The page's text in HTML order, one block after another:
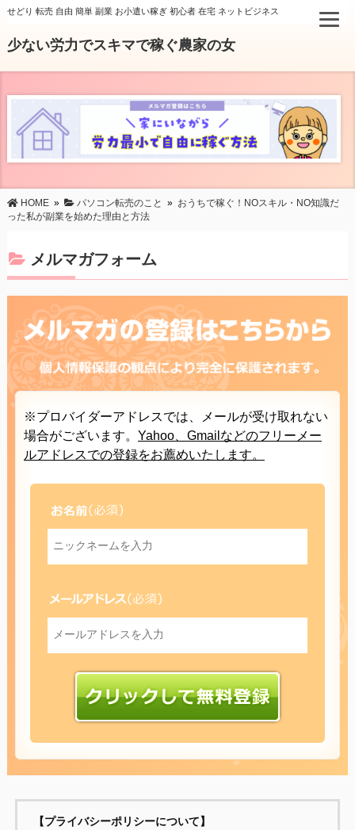
せどり 転売 自由 簡単 副業 お小遣い稼ぎ 初心者 在宅 ネットビジネス
少ない労力でスキマで稼ぐ農家の女
HOME» パソコン転売のこと » おうちで稼ぐ！NOスキル・NO知識だ
った私が副業を始めた理由と方法
メルマガフォーム
※プロバイダーアドレスでは、メールが受け取れない
場合がございます。 Yahoo、Gmailなどのフリーメー
ルアドレスでの登録をお薦めいたします。
【プライバシーポリシーについて】